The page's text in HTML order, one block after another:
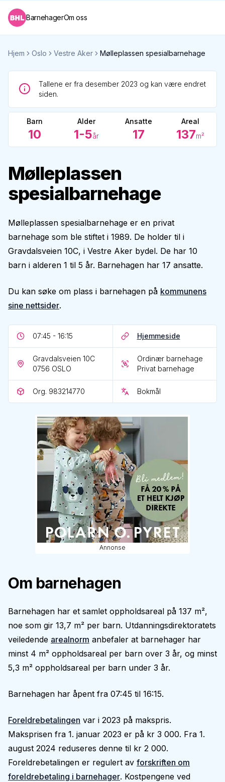
BarnehagerOm oss
Hjem Oslo Vestre Aker Mølleplassen spesialbarnehage
Tallene er fra desember 2023 og kan være endret
siden.
Barn
10
Alder
1-5år
Ansatte
17
Areal
137m²
Mølleplassen
spesialbarnehage
Mølleplassen spesialbarnehage er en privat
barnehage som ble stiftet i 1989. De holder til i
Gravdalsveien 10C, i Vestre Aker bydel. De har 10
barn i alderen 1 til 5 år. Barnehagen har 17 ansatte.
Du kan søke om plass i barnehagen på kommunens
sine nettsider.
07:45 - 16:15 Hjemmeside
Gravdalsveien 10C
0756 OSLO
Ordinær barnehage
Privat barnehage
Org. 983214770 Bokmål
Annonse
Om barnehagen
Barnehagen har et samlet oppholdsareal på 137 m²,
noe som gir 13,7 m² per barn. Utdanningsdirektoratets
veiledende arealnorm anbefaler at barnehager har
minst 4 m² oppholdsareal per barn over 3 år, og minst
5,3 m² oppholdsareal per barn under 3 år.
Barnehagen har åpent fra 07:45 til 16:15.
Foreldrebetalingen var i 2023 på makspris.
Maksprisen fra 1. januar 2023 er på kr 3 000. Fra 1.
august 2024 reduseres denne til kr 2 000.
Foreldrebetalingen er regulert av forskriften om
foreldrebetaling i barnehager. Kostpengene ved